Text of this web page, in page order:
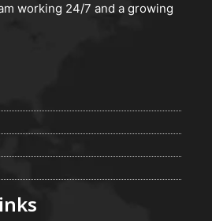
working 24/7 and a growing